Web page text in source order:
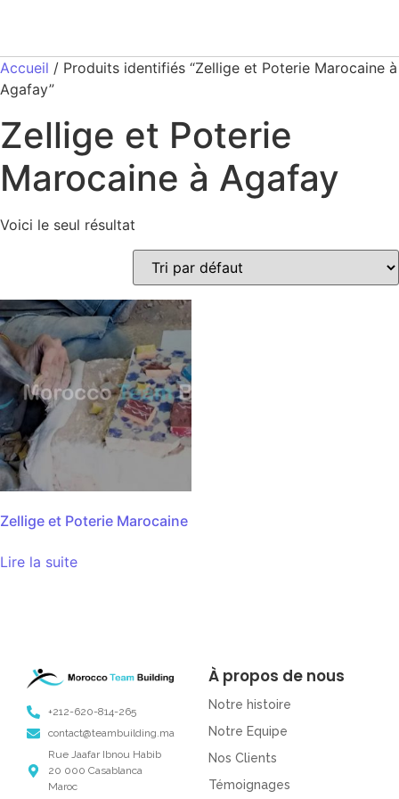
Accueil / Produits identifiés “Zellige et Poterie Marocaine à
Agafay”
Zellige et Poterie
Marocaine à Agafay
Voici le seul résultat
Zellige et Poterie Marocaine
Lire la suite
+212-620-814-265
contact@teambuilding.ma
Rue Jaafar Ibnou Habib
20 000 Casablanca
Maroc
À propos de nous
Notre histoire
Notre Equipe
Nos Clients
Témoignages